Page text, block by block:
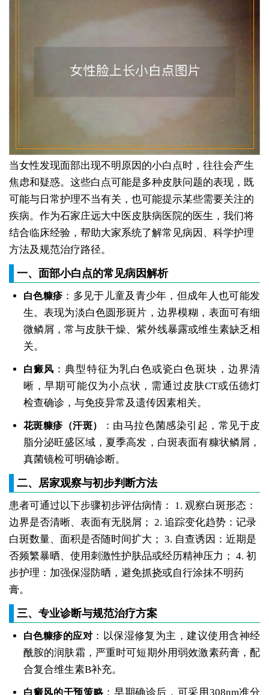
当女性发现面部出现不明原因的小白点时，往往会产生
焦虑和疑惑。这些白点可能是多种皮肤问题的表现，既
可能与日常护理不当有关，也可能提示某些需要关注的
疾病。作为石家庄远大中医皮肤病医院的医生，我们将
结合临床经验，帮助大家系统了解常见病因、科学护理
方法及规范治疗路径。
一、面部小白点的常见病因解析
白色糠疹：多见于儿童及青少年，但成年人也可能发
生。表现为淡白色圆形斑片，边界模糊，表面可有细
微鳞屑，常与皮肤干燥、紫外线暴露或维生素缺乏相
关。
白癜风 ：典型特征为乳白色或瓷白色斑块，边界清
晰，早期可能仅为小点状，需通过皮肤CT或伍德灯
检查确诊，与免疫异常及遗传因素相关。
花斑糠疹（汗斑）
：由马拉色菌感染引起，常见于皮
脂分泌旺盛区域，夏季高发，白斑表面有糠状鳞屑，
真菌镜检可明确诊断。
二、居家观察与初步判断方法
患者可通过以下步骤初步评估病情： 1. 观察白斑形态：
边界是否清晰、表面有无脱屑； 2. 追踪变化趋势：记录
白斑数量、面积是否随时间扩大； 3. 自查诱因：近期是
否频繁暴晒、使用刺激性护肤品或经历精神压力； 4. 初
步护理：加强保湿防晒，避免抓挠或自行涂抹不明药
膏。
三、专业诊断与规范治疗方案
白色糠疹的应对 ：以保湿修复为主，建议使用含神经
酰胺的润肤霜，严重时可短期外用弱效激素药膏，配
合复合维生素B补充。
白癜风的干预策略：早期确诊后，可采用308nm准分